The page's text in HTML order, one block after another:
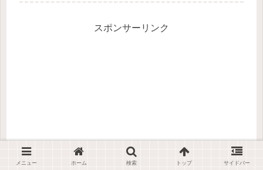
スポンサーリンク
メニュー ホーム 検索 トップ サイドバー